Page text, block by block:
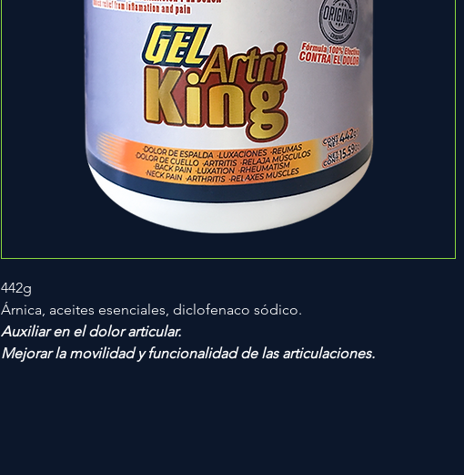
442g
Árnica, aceites esenciales, diclofenaco sódico.
Auxiliar en el dolor articular.
Mejorar la movilidad y funcionalidad de las articulaciones.